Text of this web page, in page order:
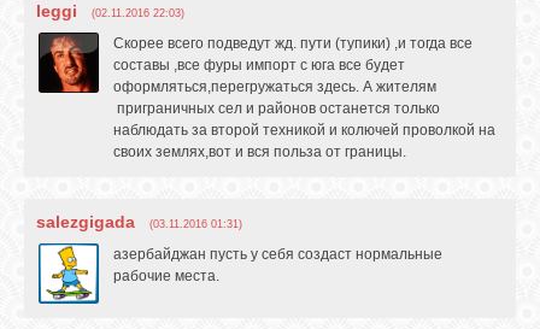
VK
FACEBOOK
leggi (02.11.2016 22:03)
Скорее всего подведут жд. пути (тупики) ,и тогда все
составы ,все фуры импорт с юга все будет
оформляться,перегружаться здесь. А жителям
приграничных сел и районов останется только
наблюдать за второй техникой и колючей проволкой на
своих землях,вот и вся польза от границы.
salezgigada (03.11.2016 01:31)
азербайджан пусть у себя создаст нормальные
рабочие места.